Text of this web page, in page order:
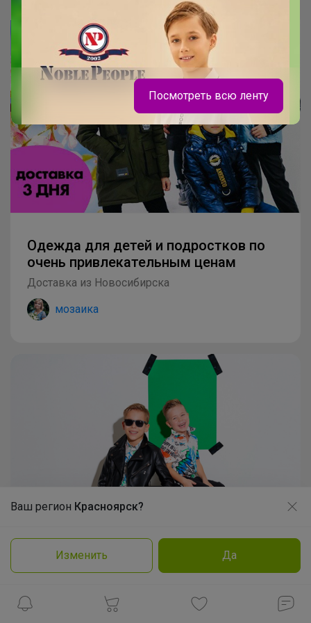
Ваш регион Красноярск?
Изменить Да
Одежда для детей и подростков по
очень привлекательным ценам
Доставка из Новосибирска
мозаика
Брюнетка
Посмотреть всю ленту
Продолжая использовать этот сайт и нажимая кнопку
Принять